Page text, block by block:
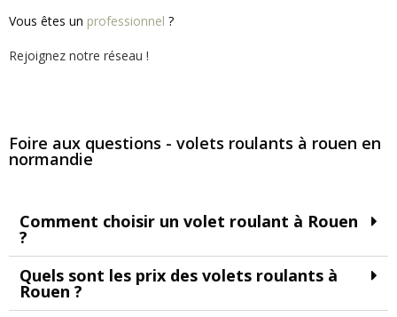
Vous êtes un professionnel ?
Rejoignez notre réseau !
Foire aux questions - volets roulants à rouen en
normandie
Comment choisir un volet roulant à Rouen
?
Quels sont les prix des volets roulants à
Rouen ?